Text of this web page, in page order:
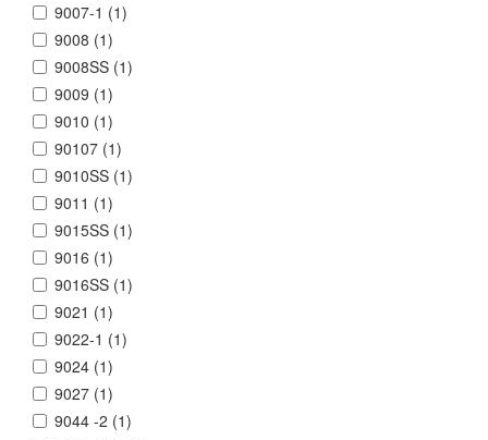
9007-1 (1)
9008 (1)
9008SS (1)
9009 (1)
9010 (1)
90107 (1)
9010SS (1)
9011 (1)
9015SS (1)
9016 (1)
9016SS (1)
9021 (1)
9022-1 (1)
9024 (1)
9027 (1)
9044 -2 (1)